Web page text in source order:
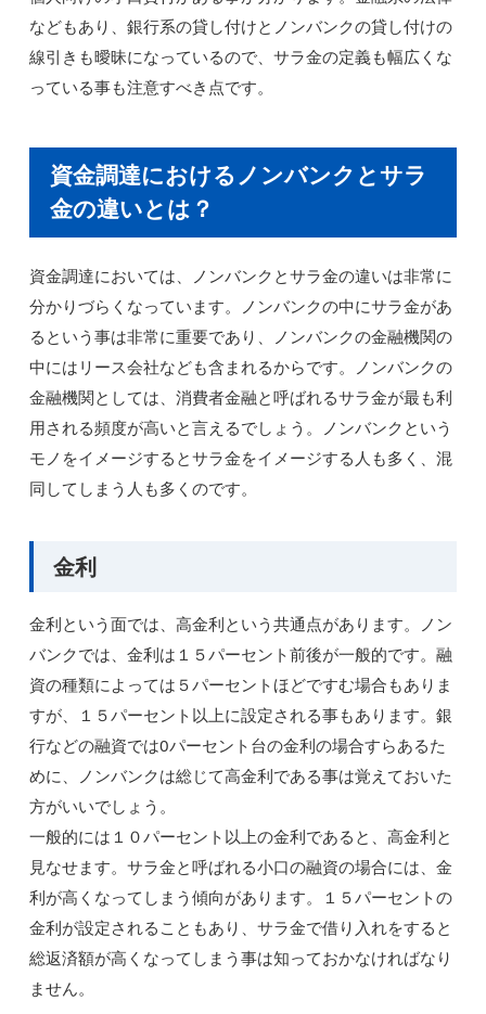
などもあり、銀行系の貸し付けとノンバンクの貸し付けの
線引きも曖昧になっているので、サラ金の定義も幅広くな
っている事も注意すべき点です。
資金調達におけるノンバンクとサラ
金の違いとは？
資金調達においては、ノンバンクとサラ金の違いは非常に
分かりづらくなっています。ノンバンクの中にサラ金があ
るという事は非常に重要であり、ノンバンクの金融機関の
中にはリース会社なども含まれるからです。ノンバンクの
金融機関としては、消費者金融と呼ばれるサラ金が最も利
用される頻度が高いと言えるでしょう。ノンバンクという
モノをイメージするとサラ金をイメージする人も多く、混
同してしまう人も多くのです。
金利
金利という面では、高金利という共通点があります。ノン
バンクでは、金利は１５パーセント前後が一般的です。融
資の種類によっては５パーセントほどですむ場合もありま
すが、１５パーセント以上に設定される事もあります。銀
行などの融資では0パーセント台の金利の場合すらあるた
めに、ノンバンクは総じて高金利である事は覚えておいた
方がいいでしょう。
一般的には１０パーセント以上の金利であると、高金利と
見なせます。サラ金と呼ばれる小口の融資の場合には、金
利が高くなってしまう傾向があります。１５パーセントの
金利が設定されることもあり、サラ金で借り入れをすると
総返済額が高くなってしまう事は知っておかなければなり
ません。